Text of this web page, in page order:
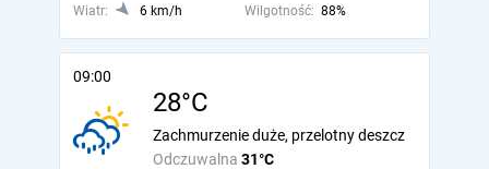
Wiatr:
6 km/h Wilgotność: 88%
09:00
28°C
Odczuwalna 31°C
Zachmurzenie duże, przelotny deszcz